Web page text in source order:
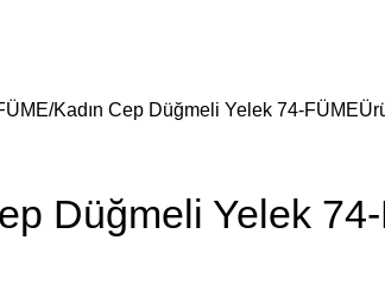
Kadın Cep Düğmeli Yelek 74-FÜME
Düğmeli Yelek